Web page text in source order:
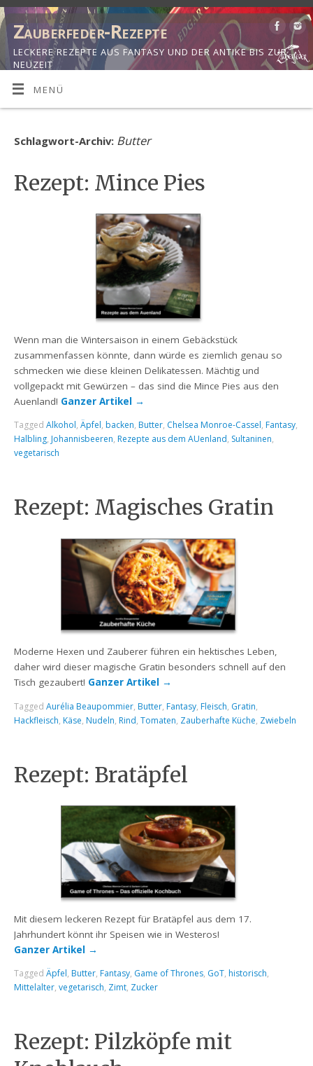
Zauberfeder-Rezepte
LECKERE REZEPTE AUS FANTASY UND DER ANTIKE BIS ZUR
NEUZEIT
MENÜ
Schlagwort-Archiv: Butter
Rezept: Mince Pies
Wenn man die Wintersaison in einem Gebäckstück
zusammenfassen könnte, dann würde es ziemlich genau so
schmecken wie diese kleinen Delikatessen. Mächtig und
vollgepackt mit Gewürzen – das sind die Mince Pies aus den
Auenland! Ganzer Artikel →
TaggedAlkohol,Äpfel, backen, Butter, Chelsea Monroe-Cassel, Fantasy,
Halbling, Johannisbeeren, Rezepte aus dem AUenland, Sultaninen,
vegetarisch
Rezept: Magisches Gratin
Moderne Hexen und Zauberer führen ein hektisches Leben,
daher wird dieser magische Gratin besonders schnell auf den
Tisch gezaubert! Ganzer Artikel →
TaggedAurélia Beaupommier, Butter, Fantasy, Fleisch, Gratin,
Hackfleisch, Käse, Nudeln, Rind,Tomaten, Zauberhafte Küche, Zwiebeln
Rezept: Bratäpfel
Mit diesem leckeren Rezept für Bratäpfel aus dem 17.
Jahrhundert könnt ihr Speisen wie in Westeros!
Ganzer Artikel →
TaggedÄpfel, Butter, Fantasy, Game of Thrones, GoT, historisch,
Mittelalter,vegetarisch, Zimt, Zucker
Rezept: Pilzköpfe mit